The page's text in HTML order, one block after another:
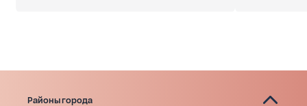
Районы города